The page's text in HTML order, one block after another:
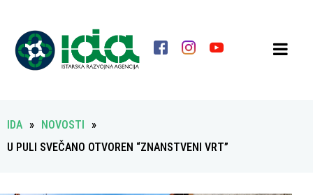
IDA » NOVOSTI
»
U PULI SVEČANO OTVOREN “ZNANSTVENI VRT”